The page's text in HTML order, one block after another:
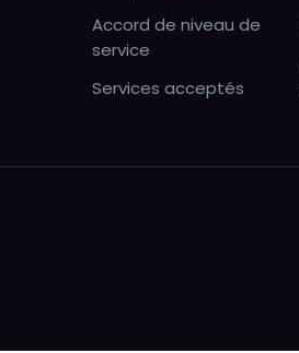
Accord de niveau de
service
Services acceptés